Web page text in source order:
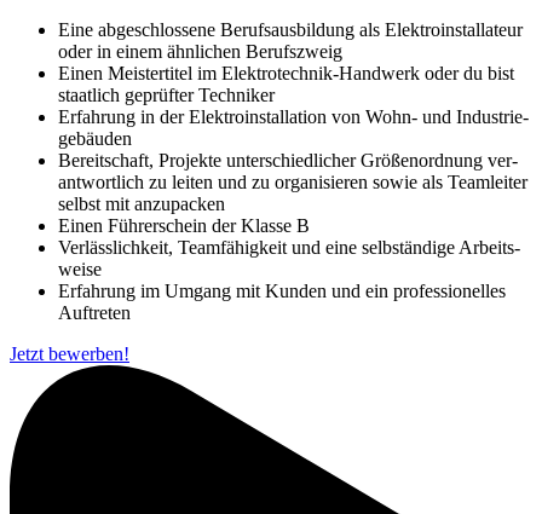
Eine abgeschlossene Berufsausbildung als Elektro­installateur
oder in einem ähnlichen Berufs­zweig
Einen Meistertitel im Elektrotechnik-Handwerk oder du bist
staat­lich ge­prüfter Techniker
Erfahrung in der Elektro­installation von Wohn- und Industrie­
gebäuden
Bereitschaft, Projekte unterschiedlicher Größen­ordnung ver­
antwortlich zu leiten und zu organi­sieren sowie als Team­leiter
selbst mit an­zupacken
Einen Führerschein der Klasse B
Verlässlichkeit, Teamfähigkeit und eine selbst­ändige Arbeits­
weise
Erfahrung im Umgang mit Kunden und ein professio­nelles
Auf­treten
Jetzt bewerben!